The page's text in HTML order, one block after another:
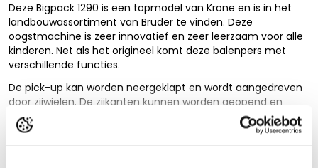
Deze Bigpack 1290 is een topmodel van Krone en is in het
landbouwassortiment van Bruder te vinden. Deze
oogstmachine is zeer innovatief en zeer leerzaam voor alle
kinderen. Net als het origineel komt deze balenpers met
verschillende functies.
De pick-up kan worden neergeklapt en wordt aangedreven
door zijwielen. De zijkanten kunnen worden geopend en
geven toegang tot de zeer gedetailleerde binnenkant. In de
middelste klep is er plek voor twee grote balen en de
Lees de volledige beschrijving